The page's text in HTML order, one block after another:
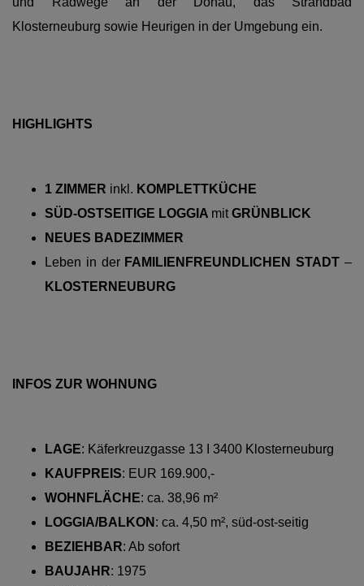
Klosterneuburg sowie Heurigen in der Umgebung ein.
HIGHLIGHTS
1 ZIMMER inkl. KOMPLETTKÜCHE
SÜD-OSTSEITIGE LOGGIA mitGRÜNBLICK
NEUES BADEZIMMER
Leben in der FAMILIENFREUNDLICHEN STADT –
KLOSTERNEUBURG
INFOS ZUR WOHNUNG
LAGE: Käferkreuzgasse 13 I 3400 Klosterneuburg
KAUFPREIS: EUR 169.900,-
WOHNFLÄCHE: ca. 38,96 m²
LOGGIA/BALKON : ca. 4,50 m², süd-ost-seitig
BEZIEHBAR: Ab sofort
BAUJAHR: 1975